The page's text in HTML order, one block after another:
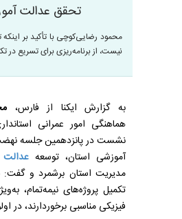
تحقق عدالت
محمود رضایی‌کوچی با تأکید بر
نیست، از برنامه‌ریزی برای تسریع
به گزارش ایکنا از فارس،
نشست در پانزدهمین جلسه
آموزشی استان، توسعه
مدیریت استان برشمرد و گفت:
تکمیل پروژه‌های نیمه‌تمام،
فیزیکی مناسبی برخوردارند، در